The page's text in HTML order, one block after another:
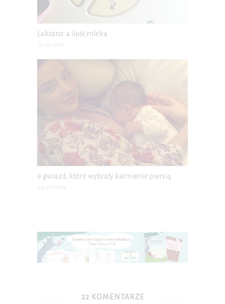
Laktator a ilość mleka
01-10-2016
9 gwiazd, które wybrały karmienie piersią
04-07-2014
22 KOMENTARZE